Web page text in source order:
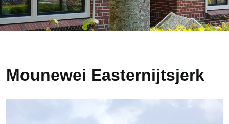
Mounewei Easternijtsjerk